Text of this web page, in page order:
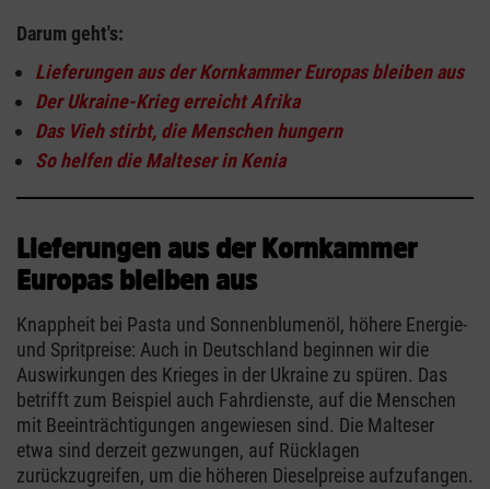
Darum geht's:
Lieferungen aus der Kornkammer Europas bleiben aus
Der Ukraine-Krieg erreicht Afrika
Das Vieh stirbt, die Menschen hungern
So helfen die Malteser in Kenia
Lieferungen aus der Kornkammer
Europas bleiben aus
Knappheit bei Pasta und Sonnenblumenöl, höhere Energie-
und Spritpreise: Auch in Deutschland beginnen wir die
Auswirkungen des Krieges in der Ukraine zu spüren. Das
betrifft zum Beispiel auch Fahrdienste, auf die Menschen
mit Beeinträchtigungen angewiesen sind. Die Malteser
etwa sind derzeit gezwungen, auf Rücklagen
zurückzugreifen, um die höheren Dieselpreise aufzufangen.